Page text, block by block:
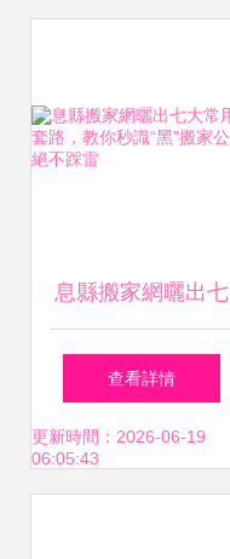
息縣搬家網曬出七
大常用套路，教你
秒識“黑”搬家公司
查看詳情
更新時間：2026-06-19
06:05:43